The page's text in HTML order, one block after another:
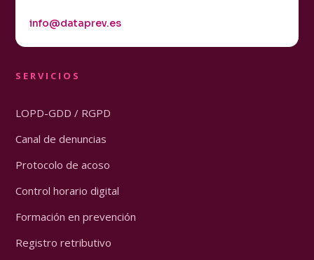
info@dataprev.es
SERVICIOS
LOPD-GDD / RGPD
Canal de denuncias
Protocolo de acoso
Control horario digital
Formación en prevención
Registro retributivo